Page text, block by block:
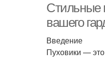
Стильные
вашего
Введение
Пуховики —